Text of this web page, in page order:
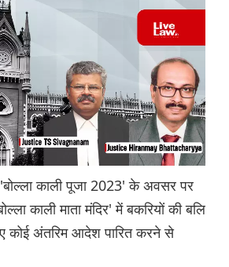
'बोल्ला काली पूजा 2023' के अवसर पर
काली माता मंदिर' में बकरियों की बलि
कोई अंतरिम आदेश पारित करने से